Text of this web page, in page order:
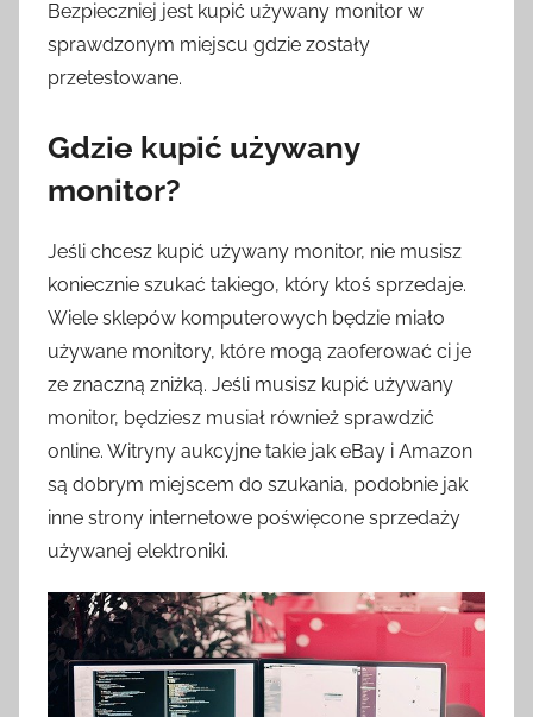
Bezpieczniej jest kupić używany monitor w
sprawdzonym miejscu gdzie zostały
przetestowane.
Gdzie kupić używany
monitor?
Jeśli chcesz kupić używany monitor, nie musisz
koniecznie szukać takiego, który ktoś sprzedaje.
Wiele sklepów komputerowych będzie miało
używane monitory, które mogą zaoferować ci je
ze znaczną zniżką. Jeśli musisz kupić używany
monitor, będziesz musiał również sprawdzić
online. Witryny aukcyjne takie jak eBay i Amazon
są dobrym miejscem do szukania, podobnie jak
inne strony internetowe poświęcone sprzedaży
używanej elektroniki.